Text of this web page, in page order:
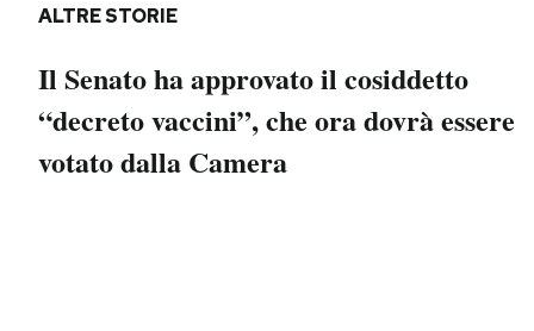
ALTRE STORIE
Il Senato ha approvato il cosiddetto
“decreto vaccini”, che ora dovrà essere
votato dalla Camera